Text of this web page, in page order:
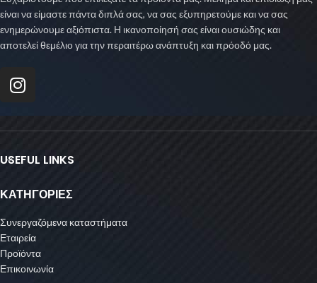
είναι να είμαστε πάντα διπλά σας, να σας εξυπηρετούμε και να σας
ενημερώνουμε αξιόπιστα. Η ικανοποίησή σας είναι ουσιώδης και
αποτελεί θεμέλιο για την περαιτέρω ανάπτυξη και πρόοδό μας.
USEFUL LINKS
ΚΑΤΗΓΟΡΙΕΣ
Συνεργαζόμενα καταστήματα
Εταιρεία
Προϊόντα
Επικοινωνία